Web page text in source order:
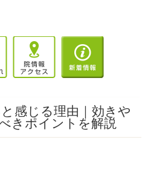
感じる理由｜効きや
きポイントを解説